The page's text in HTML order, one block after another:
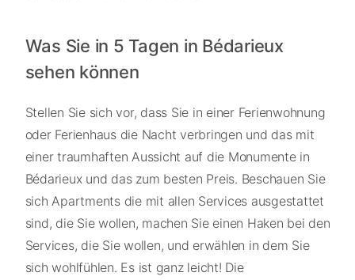
Was Sie in 5 Tagen in Bédarieux
sehen können
Stellen Sie sich vor, dass Sie in einer Ferienwohnung
oder Ferienhaus die Nacht verbringen und das mit
einer traumhaften Aussicht auf die Monumente in
Bédarieux und das zum besten Preis. Beschauen Sie
sich Apartments die mit allen Services ausgestattet
sind, die Sie wollen, machen Sie einen Haken bei den
Services, die Sie wollen, und erwählen in dem Sie
sich wohlfühlen. Es ist ganz leicht! Die